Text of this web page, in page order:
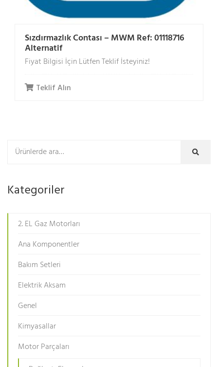
Sızdırmazlık Contası – MWM Ref: 01118716
Alternatif
Fiyat Bilgisi İçin Lütfen Teklif İsteyiniz!
Teklif Alın
Kategoriler
2. EL Gaz Motorları
Ana Komponentler
Bakım Setleri
Elektrik Aksam
Genel
Kimyasallar
Motor Parçaları